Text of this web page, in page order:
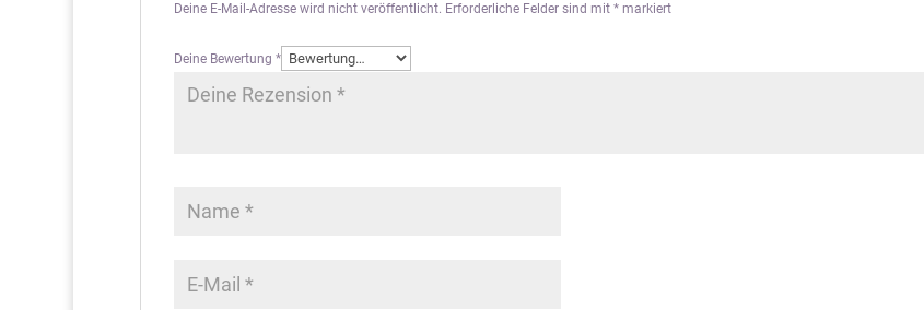
Deine E-Mail-Adresse wird nicht veröffentlicht. Erforderliche Felder sind mit *markiert
Deine Bewertung *